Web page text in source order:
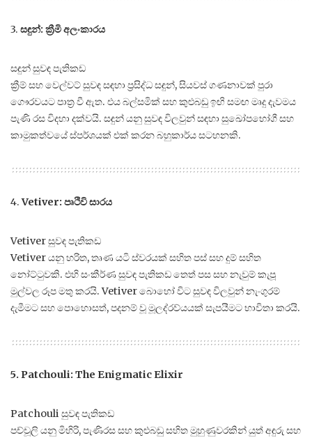
3. සඳුන්: ක්‍රීමි අලංකාරය
සඳුන් සුවඳ පැතිකඩ
ක්‍රීම් සහ වෙල්වට් සුවඳ සඳහා ප්‍රසිද්ධ සඳුන්, සියවස් ගණනාවක් පුරා
ගෞරවයට පාත්‍ර වී ඇත. එය බල්සමික් සහ කුළුබඩු ඉඟි සමඟ මෘදු දැවමය
පැණි රස විදහා දක්වයි. සඳුන් යනු සුවඳ විලවුන් සඳහා සුඛෝපභෝගී සහ
කාමුකත්වයේ ස්පර්ශයක් එක් කරන බහුකාර්ය සටහනකි.
4.Vetiver: පෘථිවි සාරය
Vetiver සුවඳ පැතිකඩ
Vetiver යනු හරිත, තෘණ යටි ස්වරයක් සහිත පස් සහ දුම් සහිත
නෝට්ටුවකි. එහි සංකීර්ණ සුවඳ පැතිකඩ තෙත් පස සහ නැවුම් කැපූ
මුල්වල රූප මතු කරයි. Vetiver බොහෝ විට සුවඳ විලවුන් නැංගුරම්
දැමීමට සහ පොහොසත්, පදනම් වූ මූලද්රව්යයක් සැපයීමට භාවිතා කරයි.
5. Patchouli: The Enigmatic Elixir
Patchouli සුවඳ පැතිකඩ
පච්චූලි යනු මිහිරි, පැණිරස සහ කුළුබඩු සහිත මුහුණුවරකින් යුත් අඳුරු සහ